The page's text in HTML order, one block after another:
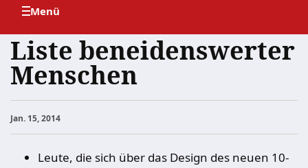
Liste beneidenswerter
Menschen
Jan. 15, 2014
Leute, die sich über das Design des neuen 10-